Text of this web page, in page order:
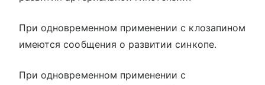
При одновременном применении с клозапином
имеются сообщения о развитии синкопе.
При одновременном применении с